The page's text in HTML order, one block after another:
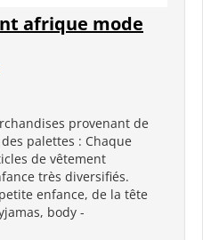
afrique mode
provenant de
palettes : Chaque
de vêtement
très diversifiés.
enfance, de la tête
body -